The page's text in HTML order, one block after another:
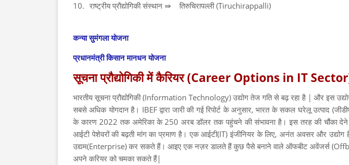
10. राष्ट्रीय प्रौद्योगिकी संस्थान ⇛ तिरुचिरापल्ली (Tiruchirappalli)
कन्या सुमंगला योजना
प्रधानमंत्री किसान मानधन योजना
सूचना प्रौद्योगिकी में कैरियर (Career Options in IT
भारतीय सूचना प्रौद्योगिकी (Information Technology) उद्योग तेज गति से बढ़ रहा है | और इस
सबसे अधिक योगदान है। IBEF द्वारा जारी की गई रिपोर्ट के अनुसार, भारत के सकल घरेलू उत्पाद
के कारण 2022 तक अमेरिका के 250 अरब डॉलर तक पहुंचने की संभावना है। इस तरह की चौंका देने
आईटी पेशेवरों की बढ़ती मांग का प्रमाण है। एक आईटी(IT) इंजीनियर के लिए, अनंत अवसर और उद्योग
उद्यम(Enterprise) कर सकते हैं। आइए एक नज़र डालते हैं कुछ पैसे बनाने वाले ऑफबीट अवेंजर्स
अपने करियर को चमका सकते हैं|